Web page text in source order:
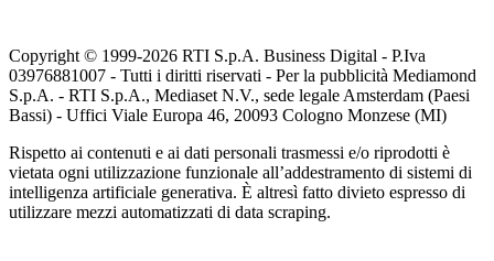
Copyright © 1999-2026 RTI S.p.A. Business Digital - P.Iva
03976881007 - Tutti i diritti riservati - Per la pubblicità Mediamond
S.p.A. - RTI S.p.A., Mediaset N.V., sede legale Amsterdam (Paesi
Bassi) - Uffici Viale Europa 46, 20093 Cologno Monzese (MI)
Rispetto ai contenuti e ai dati personali trasmessi e/o riprodotti è
vietata ogni utilizzazione funzionale all’addestramento di sistemi di
intelligenza artificiale generativa. È altresì fatto divieto espresso di
utilizzare mezzi automatizzati di data scraping.